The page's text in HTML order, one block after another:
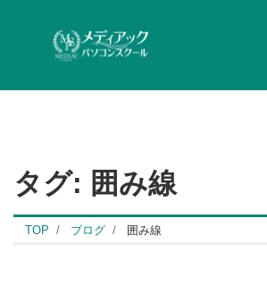
タグ: 囲み線
TOP ブログ 囲み線